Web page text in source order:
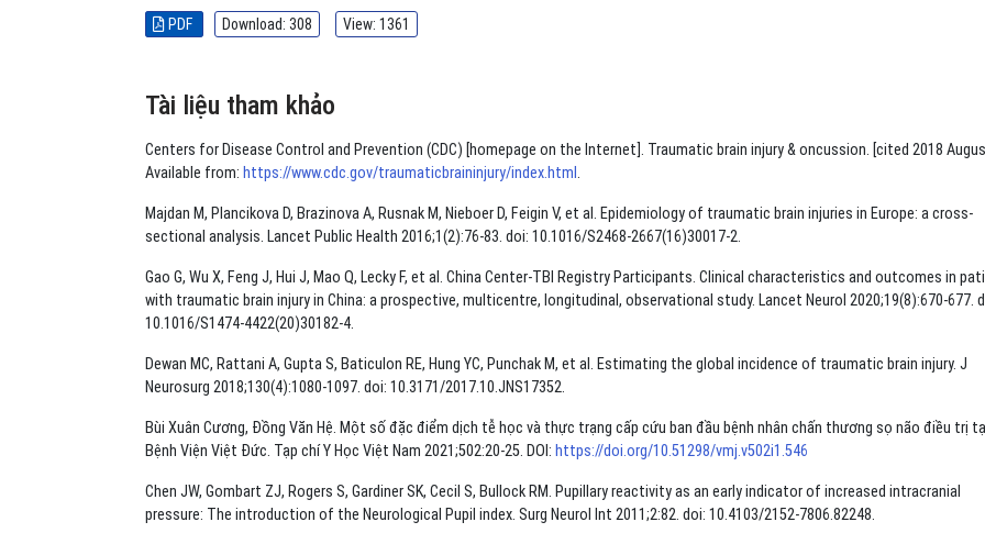
PDF Download: 308 View: 1361
Tài liệu tham khảo
Centers for Disease Control and Prevention (CDC) [homepage on the Internet]. Traumatic brain injury & oncussion. [cited 2018
Available from: https://www.cdc.gov/traumaticbraininjury/index.html .
Majdan M, Plancikova D, Brazinova A, Rusnak M, Nieboer D, Feigin V, et al. Epidemiology of traumatic brain injuries in Europe: a cross-
sectional analysis. Lancet Public Health 2016;1(2):76-83. doi: 10.1016/S2468-2667(16)30017-2.
Gao G, Wu X, Feng J, Hui J, Mao Q, Lecky F, et al. China Center-TBI Registry Participants. Clinical characteristics and outcomes in
with traumatic brain injury in China: a prospective, multicentre, longitudinal, observational study. Lancet Neurol 2020;19(8):670-677.
10.1016/S1474-4422(20)30182-4.
Dewan MC, Rattani A, Gupta S, Baticulon RE, Hung YC, Punchak M, et al. Estimating the global incidence of traumatic brain injury. J
Neurosurg 2018;130(4):1080-1097. doi: 10.3171/2017.10.JNS17352.
Bùi Xuân Cương, Đồng Văn Hệ. Một số đặc điểm dịch tễ học và thực trạng cấp cứu ban đầu bệnh nhân chấn thương sọ não điều trị
Bệnh Viện Việt Đức. Tạp chí Y Học Việt Nam 2021;502:20-25. DOI: https://doi.org/10.51298/vmj.v502i1.546
Chen JW, Gombart ZJ, Rogers S, Gardiner SK, Cecil S, Bullock RM. Pupillary reactivity as an early indicator of increased intracranial
pressure: The introduction of the Neurological Pupil index. Surg Neurol Int 2011;2:82. doi: 10.4103/2152-7806.82248.